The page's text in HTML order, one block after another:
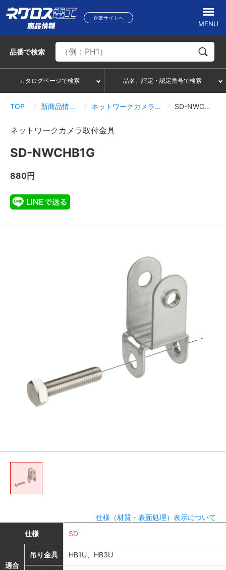
企業サイトへ
MENU
品番で検索
カタログページで検索 品名、評定・認定番号で検索
TOP 新商品情報一覧 ネットワークカメラ取付金具 SD-NWCHB1G
ネットワークカメラ取付金具
SD-NWCHB1G
880円
仕様（材質・表面処理）表示について
仕様
SD
適合
吊り金具 HB1U、HB3U